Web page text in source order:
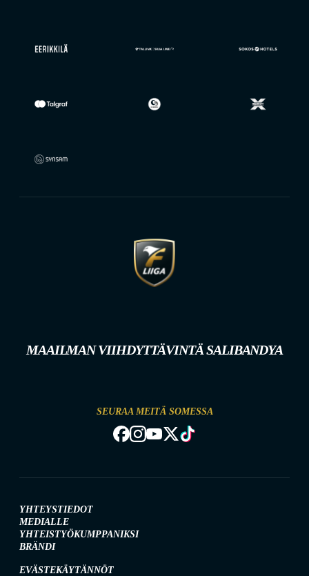
MAAILMAN VIIHDYTTÄVINTÄ SALIBANDYA
SEURAA MEITÄ SOMESSA
YHTEYSTIEDOT
MEDIALLE
YHTEISTYÖKUMPPANIKSI
BRÄNDI
EVÄSTEKÄYTÄNNÖT